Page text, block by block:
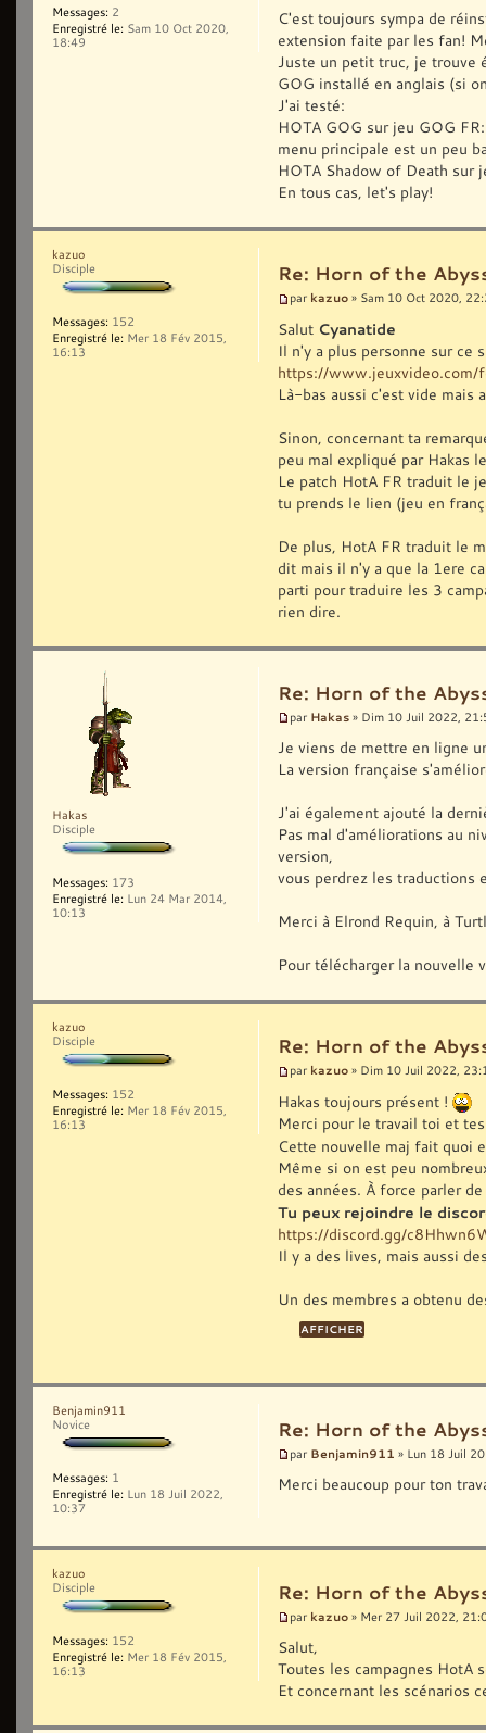
C'est toujours sympa de
extension faite par les fan!
Juste un petit truc, je trouve
GOG installé en anglais (si
J'ai testé:
HOTA GOG sur jeu GOG
menu principale est un peu
HOTA Shadow of Death sur
En tous cas, let's play!
Messages: 2
Enregistré le: Sam 10 Oct 2020,
18:49
Re: Horn of the
par kazuo » Sam 10 Oct 2020,
Salut Cyanatide
Il n'y a plus personne sur ce
https://
Là-bas aussi c'est vide mais
Sinon, concernant ta
peu mal expliqué par Hakas
Le patch HotA FR traduit le
tu prends le lien (jeu en
De plus, HotA FR traduit le
dit mais il n'y a que la 1ere
parti pour traduire les 3
rien dire.
kazuo
Disciple
Messages: 152
Enregistré le: Mer 18 Fév 2015,
16:13
Re: Horn of the
par Hakas » Dim 10 Juil 2022,
Je viens de mettre en ligne
La version française
J'ai également ajouté la
Pas mal d'améliorations au
version,
vous perdrez les traductions
Merci à Elrond Requin, à
Pour télécharger la
Hakas
Disciple
Messages: 173
Enregistré le: Lun 24 Mar 2014,
10:13
Re: Horn of the
par kazuo » Dim 10 Juil 2022,
Hakas toujours présent !
Merci pour le travail toi et
Cette nouvelle maj fait quoi
Même si on est peu
des années. À force parler
Tu peux rejoindre le
https://discord.gg/
Il y a des lives, mais aussi
Un des membres a obtenu
kazuo
Disciple
Messages: 152
Enregistré le: Mer 18 Fév 2015,
16:13
Re: Horn of the
par Benjamin911 » Lun 18 Juil
Merci beaucoup pour ton
Benjamin911
Novice
Messages: 1
Enregistré le: Lun 18 Juil 2022,
10:37
Re: Horn of the
par kazuo » Mer 27 Juil 2022,
Salut,
Toutes les campagnes HotA
Et concernant les scénarios
kazuo
Disciple
Messages: 152
Enregistré le: Mer 18 Fév 2015,
16:13